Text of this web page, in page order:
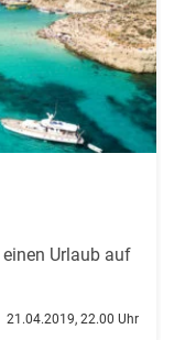
Urlaub auf
21.04.2019, 22.00 Uhr